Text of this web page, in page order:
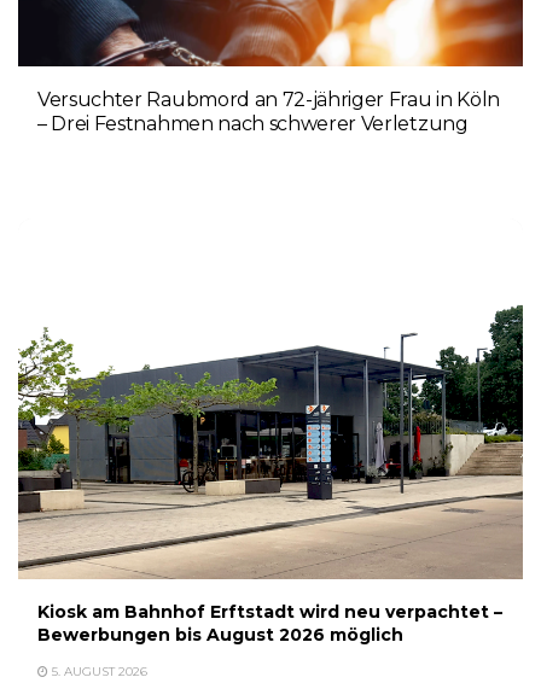
Versuchter Raubmord an 72-jähriger Frau in Köln
– Drei Festnahmen nach schwerer Verletzung
Kiosk am Bahnhof Erftstadt wird neu verpachtet –
Bewerbungen bis August 2026 möglich
5. AUGUST 2026